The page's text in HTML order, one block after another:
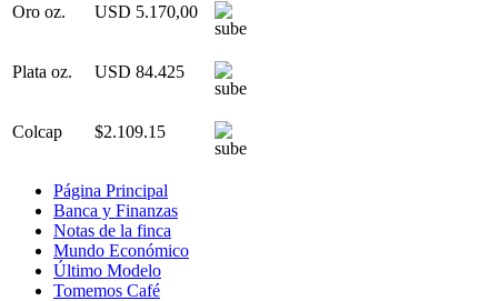
Oro oz. USD 5.170,00
Plata oz. USD 84.425
Colcap $2.109.15
Página Principal
Banca y Finanzas
Notas de la finca
Mundo Económico
Último Modelo
Tomemos Café